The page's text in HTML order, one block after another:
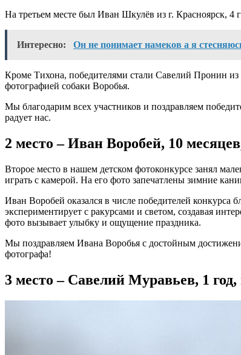
На третьем месте был Иван Шкулёв из г. Красноярск, 4
Интересно: Он не понимает намеков а я
Кроме Тихона, победителями стали Савелий Пронин из
фотографией собаки Воробья.
Мы благодарим всех участников и поздравляем
радует нас.
2 место – Иван Воробей, 10
Второе место в нашем детском фотоконкурсе занял
играть с камерой. На его фото запечатлены зимние
Иван Воробей оказался в числе победителей
экспериментирует с ракурсами и светом, создавая
фото вызывает улыбку и ощущение праздника.
Мы поздравляем Ивана Воробья с достойным
фотографа!
3 место – Савелий Муравьев, 1 год,